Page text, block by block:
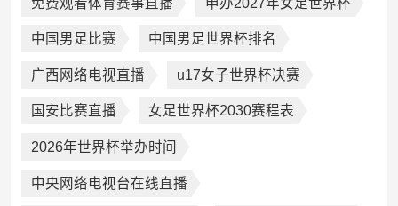
中国男足比赛 中国男足世界杯排名
广西网络电视直播 u17女子世界杯决赛
国安比赛直播 女足世界杯2030赛程表
2026年世界杯举办时间
中央网络电视台在线直播